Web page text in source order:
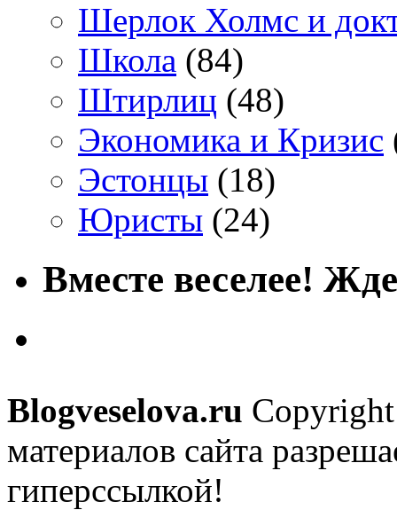
Шерлок Холмс и
Школа (84)
Штирлиц (48)
Экономика и Кризис
Эстонцы (18)
Юристы (24)
Вместе веселее!
Blogveselova.ru
материалов сайта
гиперссылкой!